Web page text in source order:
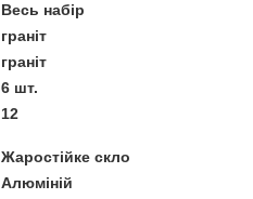
Весь набір
граніт
граніт
6 шт.
12
Жаростійке скло
Алюміній